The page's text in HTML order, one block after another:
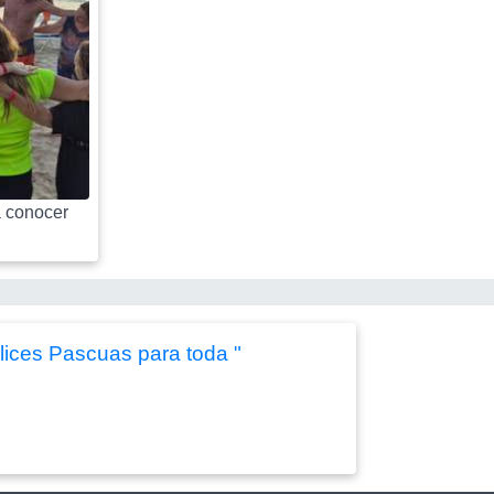
conocer
Pascuas para toda "